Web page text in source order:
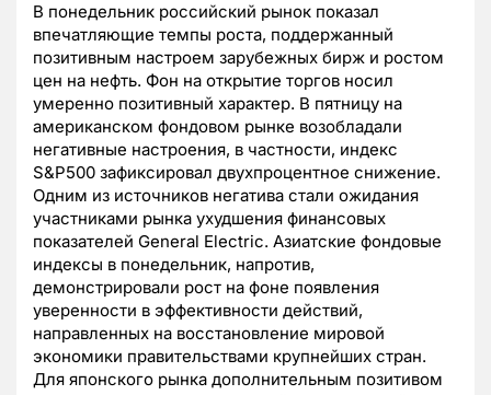
В понедельник российский рынок показал
впечатляющие темпы роста, поддержанный
позитивным настроем зарубежных бирж и ростом
цен на нефть. Фон на открытие торгов носил
умеренно позитивный характер. В пятницу на
американском фондовом рынке возобладали
негативные настроения, в частности, индекс
S&P500 зафиксировал двухпроцентное снижение.
Одним из источников негатива стали ожидания
участниками рынка ухудшения финансовых
показателей General Electric. Азиатские фондовые
индексы в понедельник, напротив,
демонстрировали рост на фоне появления
уверенности в эффективности действий,
направленных на восстановление мировой
экономики правительствами крупнейших стран.
Для японского рынка дополнительным позитивом